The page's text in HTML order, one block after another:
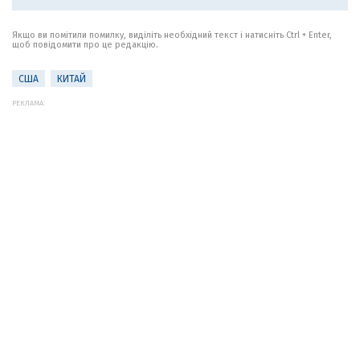
Якщо ви помітили помилку, виділіть необхідний текст і натисніть Ctrl + Enter,
щоб повідомити про це редакцію.
США КИТАЙ
РЕКЛАМА: